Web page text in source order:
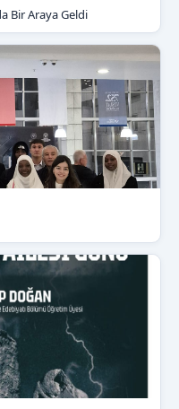
Bir Araya Geldi